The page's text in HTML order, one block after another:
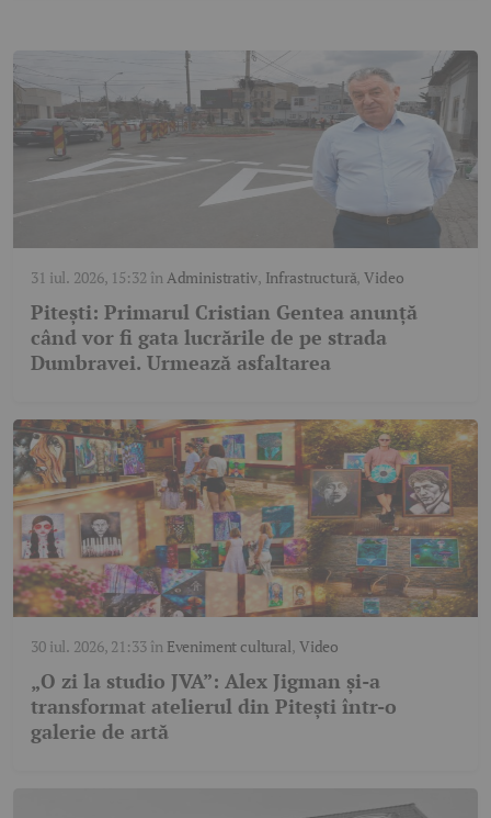
31 iul. 2026, 15:32 înAdministrativ, Infrastructură,Video
Pitești: Primarul Cristian Gentea anunță
când vor fi gata lucrările de pe strada
Dumbravei. Urmează asfaltarea
30 iul. 2026, 21:33în Eveniment cultural, Video
„O zi la studio JVA”: Alex Jigman și-a
transformat atelierul din Pitești într-o
galerie de artă